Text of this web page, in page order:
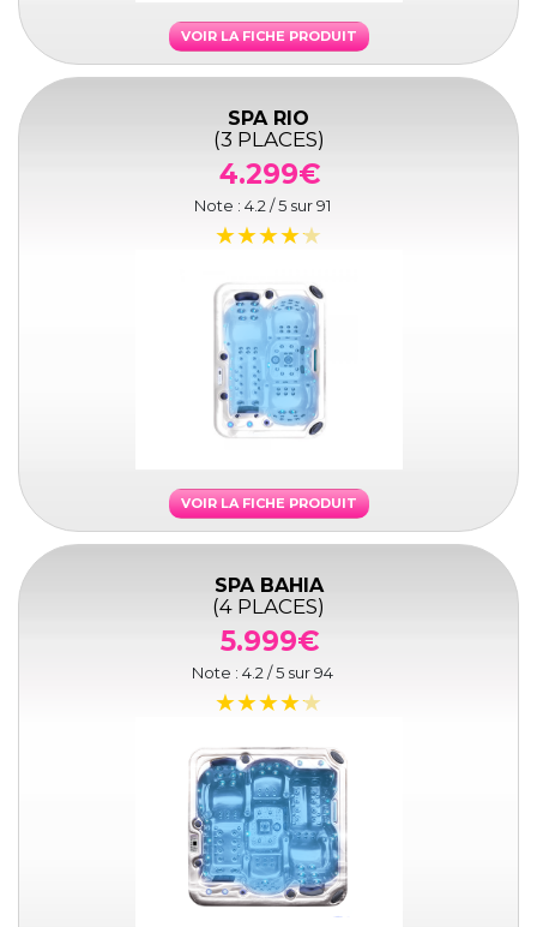
VOIR LA FICHE PRODUIT
SPA RIO
(3 PLACES)
4.299€
Note : 4.2 / 5 sur91
VOIR LA FICHE PRODUIT
SPA BAHIA
(4 PLACES)
5.999€
Note : 4.2 / 5 sur94